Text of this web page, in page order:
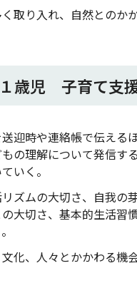
取り入れ、自然とのか
歳児 子育て支
迎時や連絡帳で伝える
の理解について発信す
いく。
ズムの大切さ、自我の
大切さ、基本的生活習
化、人々とかかわる機